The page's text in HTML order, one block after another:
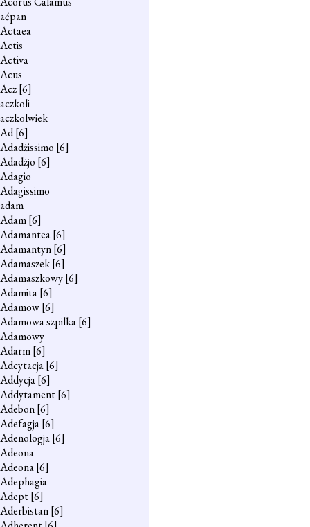
aćpan
Actaea
Actis
Activa
Acus
Acz[6]
aczkoli
aczkolwiek
Ad[6]
Adadżissimo [6]
Adadżjo [6]
Adagio
Adagissimo
adam
Adam[6]
Adamantea[6]
Adamantyn[6]
Adamaszek[6]
Adamaszkowy[6]
Adamita[6]
Adamow[6]
Adamowa szpilka[6]
Adamowy
Adarm[6]
Adcytacja[6]
Addycja[6]
Addytament[6]
Adebon[6]
Adefagja[6]
Adenologja[6]
Adeona
Adeona[6]
Adephagia
Adept[6]
Aderbistan[6]